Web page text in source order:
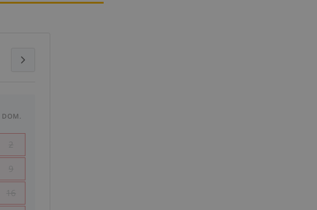
DOM.
2
9
16